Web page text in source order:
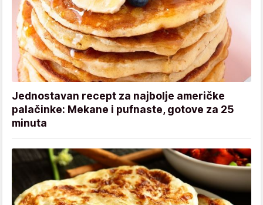
Jednostavan recept za najbolje američke
palačinke: Mekane i pufnaste, gotove za 25
minuta